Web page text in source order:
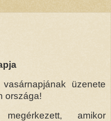
vasárnapjának üzenete
országa!
amikor